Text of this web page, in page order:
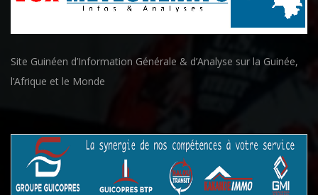
Site Guinéen d’Information Générale & d’Analyse sur la Guinée,
l’Afrique et le Monde